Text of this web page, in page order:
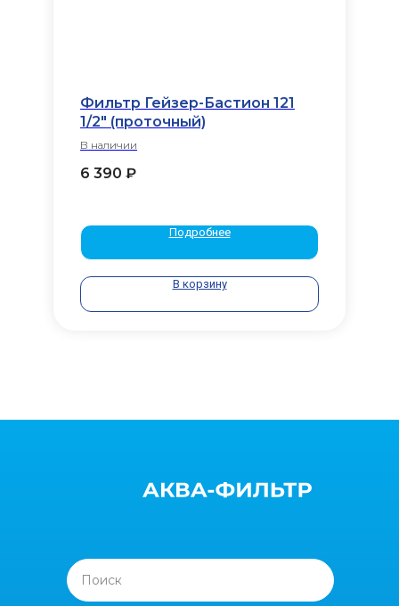
Фильтр Гейзер-Бастион 121
1/2" (проточный)
В наличии
6 390 ₽
Подробнее
В корзину
Поиск